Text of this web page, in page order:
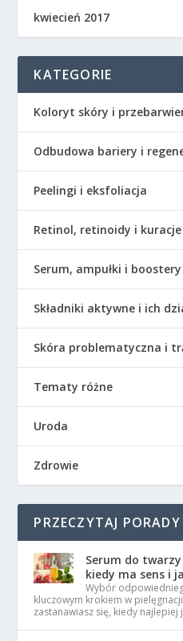
kwiecień 2017
KATEGORIE
Koloryt skóry i
Odbudowa bariery i
Peelingi i eksfoliacja
Retinol, retinoidy i kuracje
Serum, ampułki i boostery
Składniki aktywne i ich
Skóra problematyczna i
Tematy różne
Uroda
Zdrowie
PRZECZYTAJ PORADY
Serum do
kiedy ma sens i
Wybór
kluczowym krokiem w
zastanawiasz się, kiedy